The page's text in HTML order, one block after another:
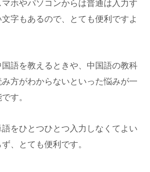
ホやパソコンからは普通は入力す
字もあるので、とても便利ですよ
語を教えるときや、中国語の教科
方がわからないといった悩みが一
す。
をひとつひとつ入力しなくてよい
、とても便利です。